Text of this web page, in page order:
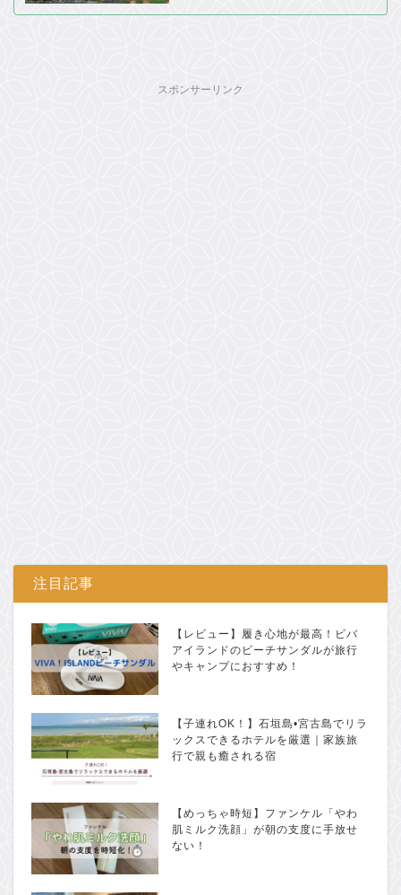
スポンサーリンク
注目記事
【レビュー】履き心地が最高！ビバ
アイランドのビーチサンダルが旅行
やキャンプにおすすめ！
【子連れOK！】石垣島•宮古島でリラ
ックスできるホテルを厳選｜家族旅
行で親も癒される宿
【めっちゃ時短】ファンケル「やわ
肌ミルク洗顔」が朝の支度に手放せ
ない！